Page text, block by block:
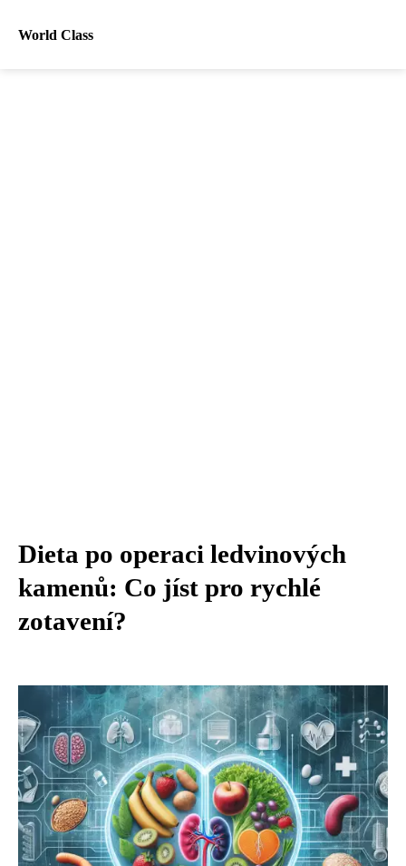
World Class
Dieta po operaci ledvinových
kamenů: Co jíst pro rychlé
zotavení?